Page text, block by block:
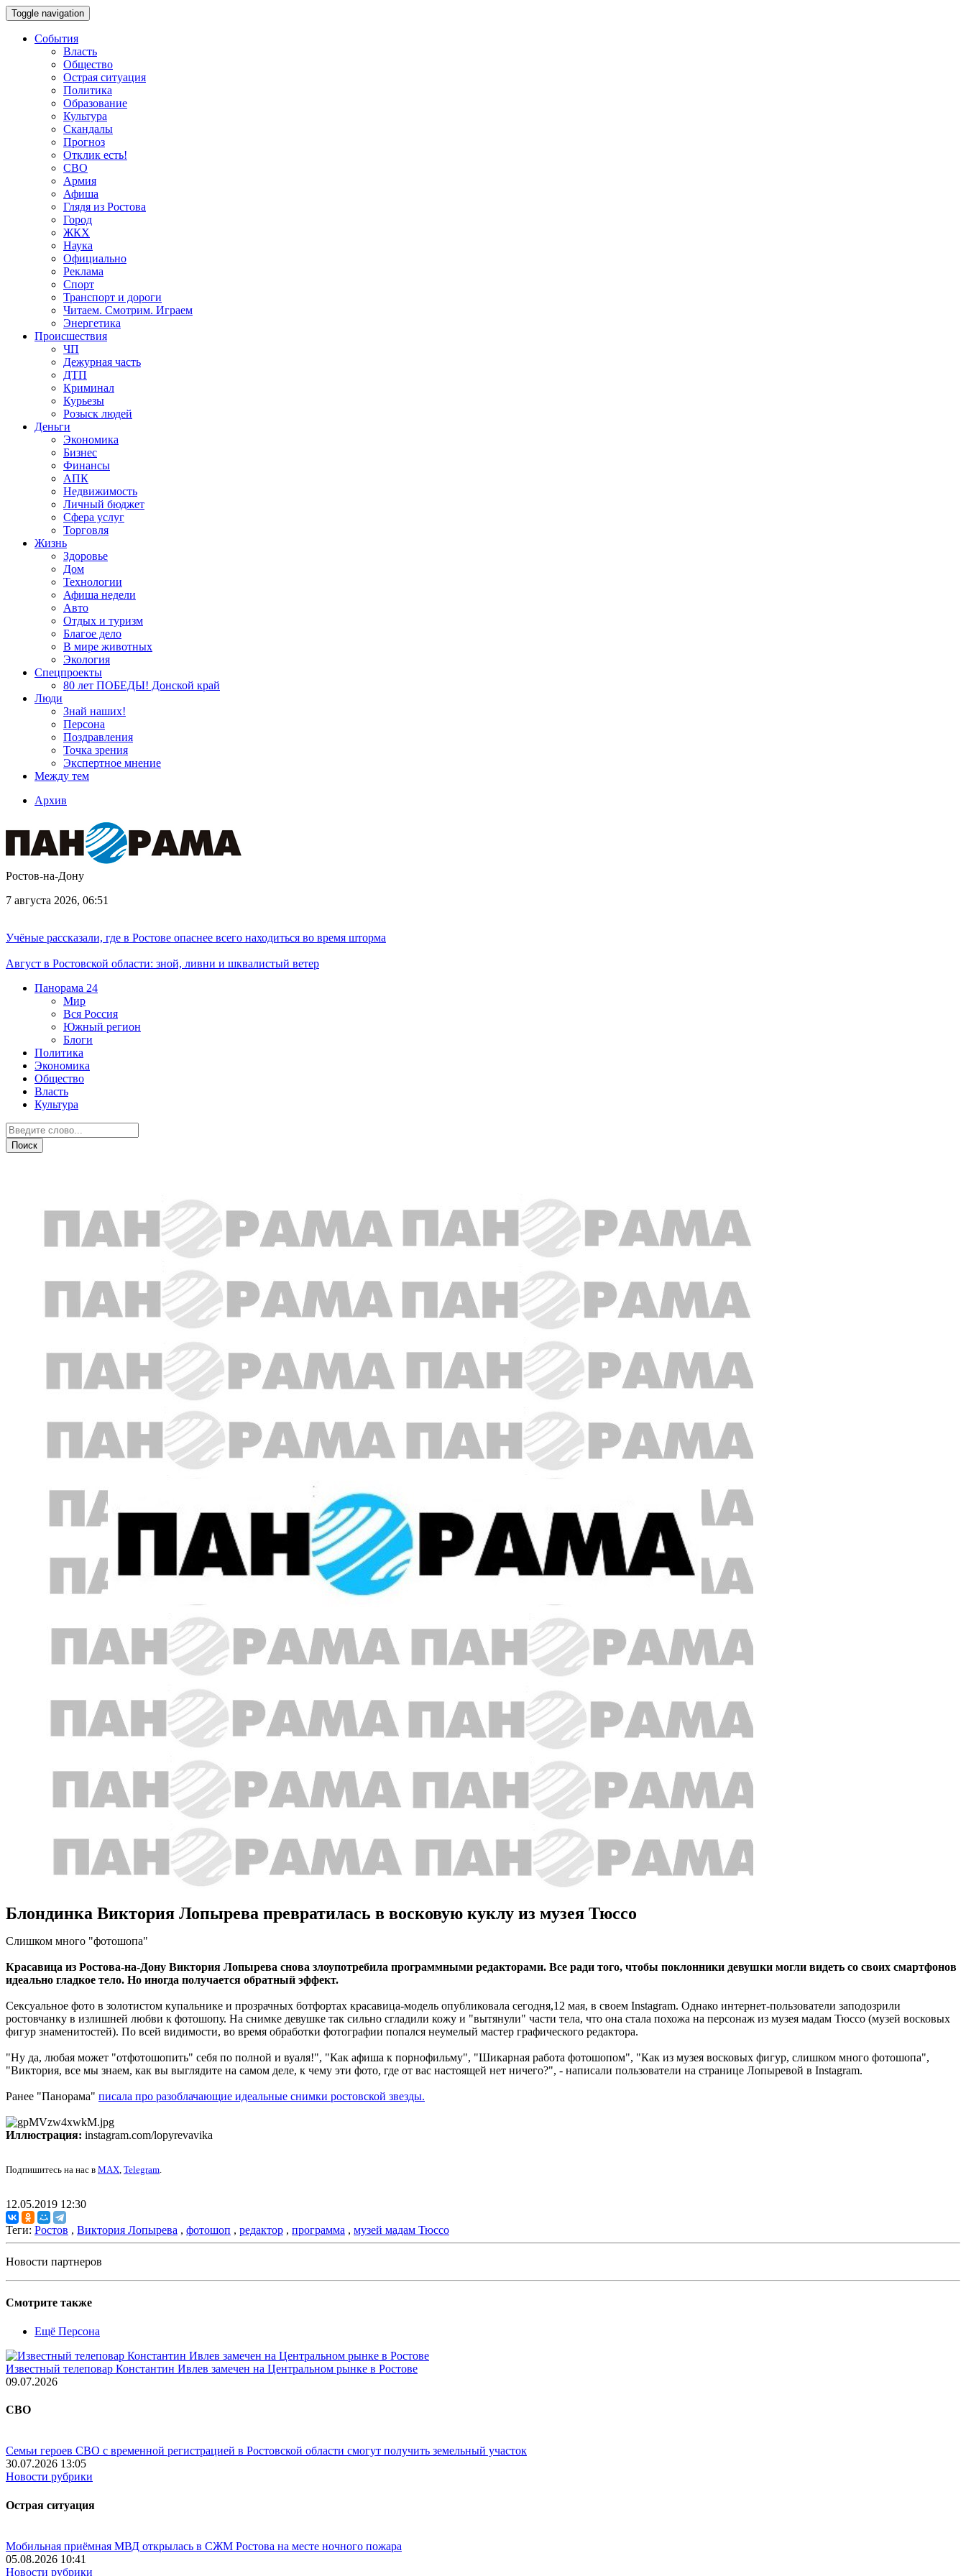
Toggle navigation
События
Власть
Общество
Острая ситуация
Политика
Образование
Культура
Скандалы
Прогноз
Отклик есть!
СВО
Армия
Афиша
Глядя из Ростова
Город
ЖКХ
Наука
Официально
Реклама
Спорт
Транспорт и дороги
Читаем. Смотрим. Играем
Энергетика
Происшествия
ЧП
Дежурная часть
ДТП
Криминал
Курьезы
Розыск людей
Деньги
Экономика
Бизнес
Финансы
АПК
Недвижимость
Личный бюджет
Сфера услуг
Торговля
Жизнь
Здоровье
Дом
Технологии
Афиша недели
Авто
Отдых и туризм
Благое дело
В мире животных
Экология
Спецпроекты
80 лет ПОБЕДЫ! Донской край
Люди
Знай наших!
Персона
Поздравления
Точка зрения
Экспертное мнение
Между тем
Архив
Ростов-на-Дону
7 августа 2026, 06:51
Учёные рассказали, где в Ростове опаснее всего находиться во время шторма
Август в Ростовской области: зной, ливни и шквалистый ветер
Панорама 24
Мир
Вся Россия
Южный регион
Блоги
Политика
Экономика
Общество
Власть
Культура
Блондинка Виктория Лопырева превратилась в восковую куклу из музея Тюссо
Слишком много "фотошопа"
Красавица из Ростова-на-Дону Виктория Лопырева снова злоупотребила программными редакторами. Все ради того, чтобы поклонники девушки могли видеть со своих смартфонов
идеально гладкое тело. Но иногда получается обратный эффект.
Сексуальное фото в золотистом купальнике и прозрачных ботфортах красавица-модель опубликовала сегодня,12 мая, в своем Instagram. Однако интернет-пользователи заподозрили
ростовчанку в излишней любви к фотошопу. На снимке девушке так сильно сгладили кожу и "вытянули" части тела, что она стала похожа на персонаж из музея мадам Тюссо (музей восковых
фигур знаменитостей). По всей видимости, во время обработки фотографии попался неумелый мастер графического редактора.
"Ну да, любая может "отфотошопить" себя по полной и вуаля!", "Как афиша к порнофильму", "Шикарная работа фотошопом", "Как из музея восковых фигур, слишком много фотошопа",
"Виктория, все мы знаем, как вы выглядите на самом деле, к чему эти фото, где от вас настоящей нет ничего?", - написали пользователи на странице Лопыревой в Instagram.
Ранее "Панорама" писала про разоблачающие идеальные снимки ростовской звезды.
Иллюстрация: instagram.com/lopyrevavika
Подпишитесь на нас в MAX, Telegram.
12.05.2019 12:30
Теги: Ростов , Виктория Лопырева , фотошоп , редактор , программа , музей мадам Тюссо
Новости партнеров
Смотрите также
Ещё Персона
Известный телеповар Константин Ивлев замечен на Центральном рынке в Ростове
09.07.2026
СВО
Семьи героев СВО с временной регистрацией в Ростовской области смогут получить земельный участок
30.07.2026 13:05
Новости рубрики
Острая ситуация
Мобильная приёмная МВД открылась в СЖМ Ростова на месте ночного пожара
05.08.2026 10:41
Новости рубрики